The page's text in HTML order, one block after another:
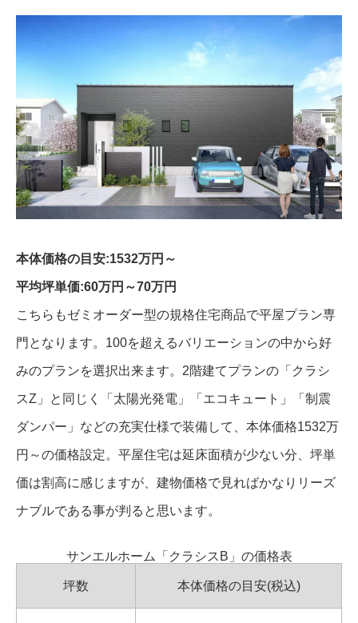
本体価格の目安:1532万円～
平均坪単価:60万円～70万円
こちらもゼミオーダー型の規格住宅商品で平屋プラン専
門となります。100を超えるバリエーションの中から好
みのプランを選択出来ます。2階建てプランの「クラシ
スZ」と同じく「太陽光発電」「エコキュート」「制震
ダンパー」などの充実仕様で装備して、本体価格1532万
円～の価格設定。平屋住宅は延床面積が少ない分、坪単
価は割高に感じますが、建物価格で見ればかなりリーズ
ナブルである事が判ると思います。
サンエルホーム「クラシスB」の価格表
坪数 本体価格の目安(税込)